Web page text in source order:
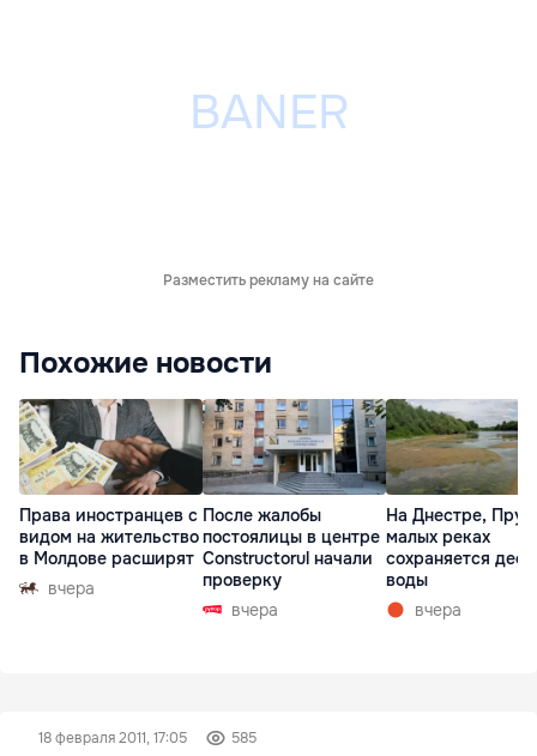
Разместить рекламу на сайте
Похожие новости
Права иностранцев с
видом на жительство
в Молдове расширят
вчера
После жалобы
постоялицы в центре
Constructorul начали
проверку
вчера
На Днестре,
малых реках
сохраняется
воды
вчера
18 февраля 2011, 17:05 585